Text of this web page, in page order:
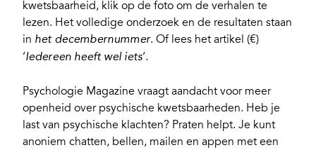
kwetsbaarheid, klik op de foto om de verhalen te
lezen. Het volledige onderzoek en de resultaten staan
in het decembernummer. Of lees het artikel (€)
‘Iedereen heeft wel iets‘.
Psychologie Magazine vraagt aandacht voor meer
openheid over psychische kwetsbaarheden. Heb je
last van psychische klachten? Praten helpt. Je kunt
anoniem chatten, bellen, mailen en appen met een